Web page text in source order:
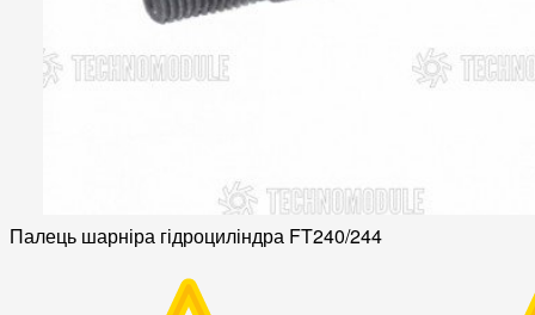
Палець шарніра гідроциліндра FT240/244